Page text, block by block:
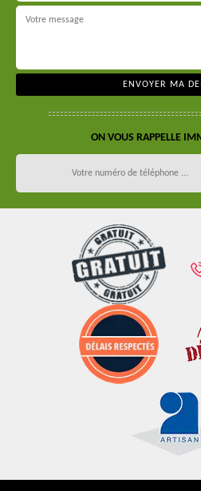
ON VOUS RAPPELLE